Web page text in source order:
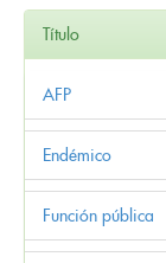
Título
AFP
Endémico
Función pública